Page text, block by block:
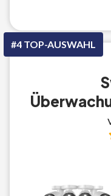
#4 TOP-AUSWAHL